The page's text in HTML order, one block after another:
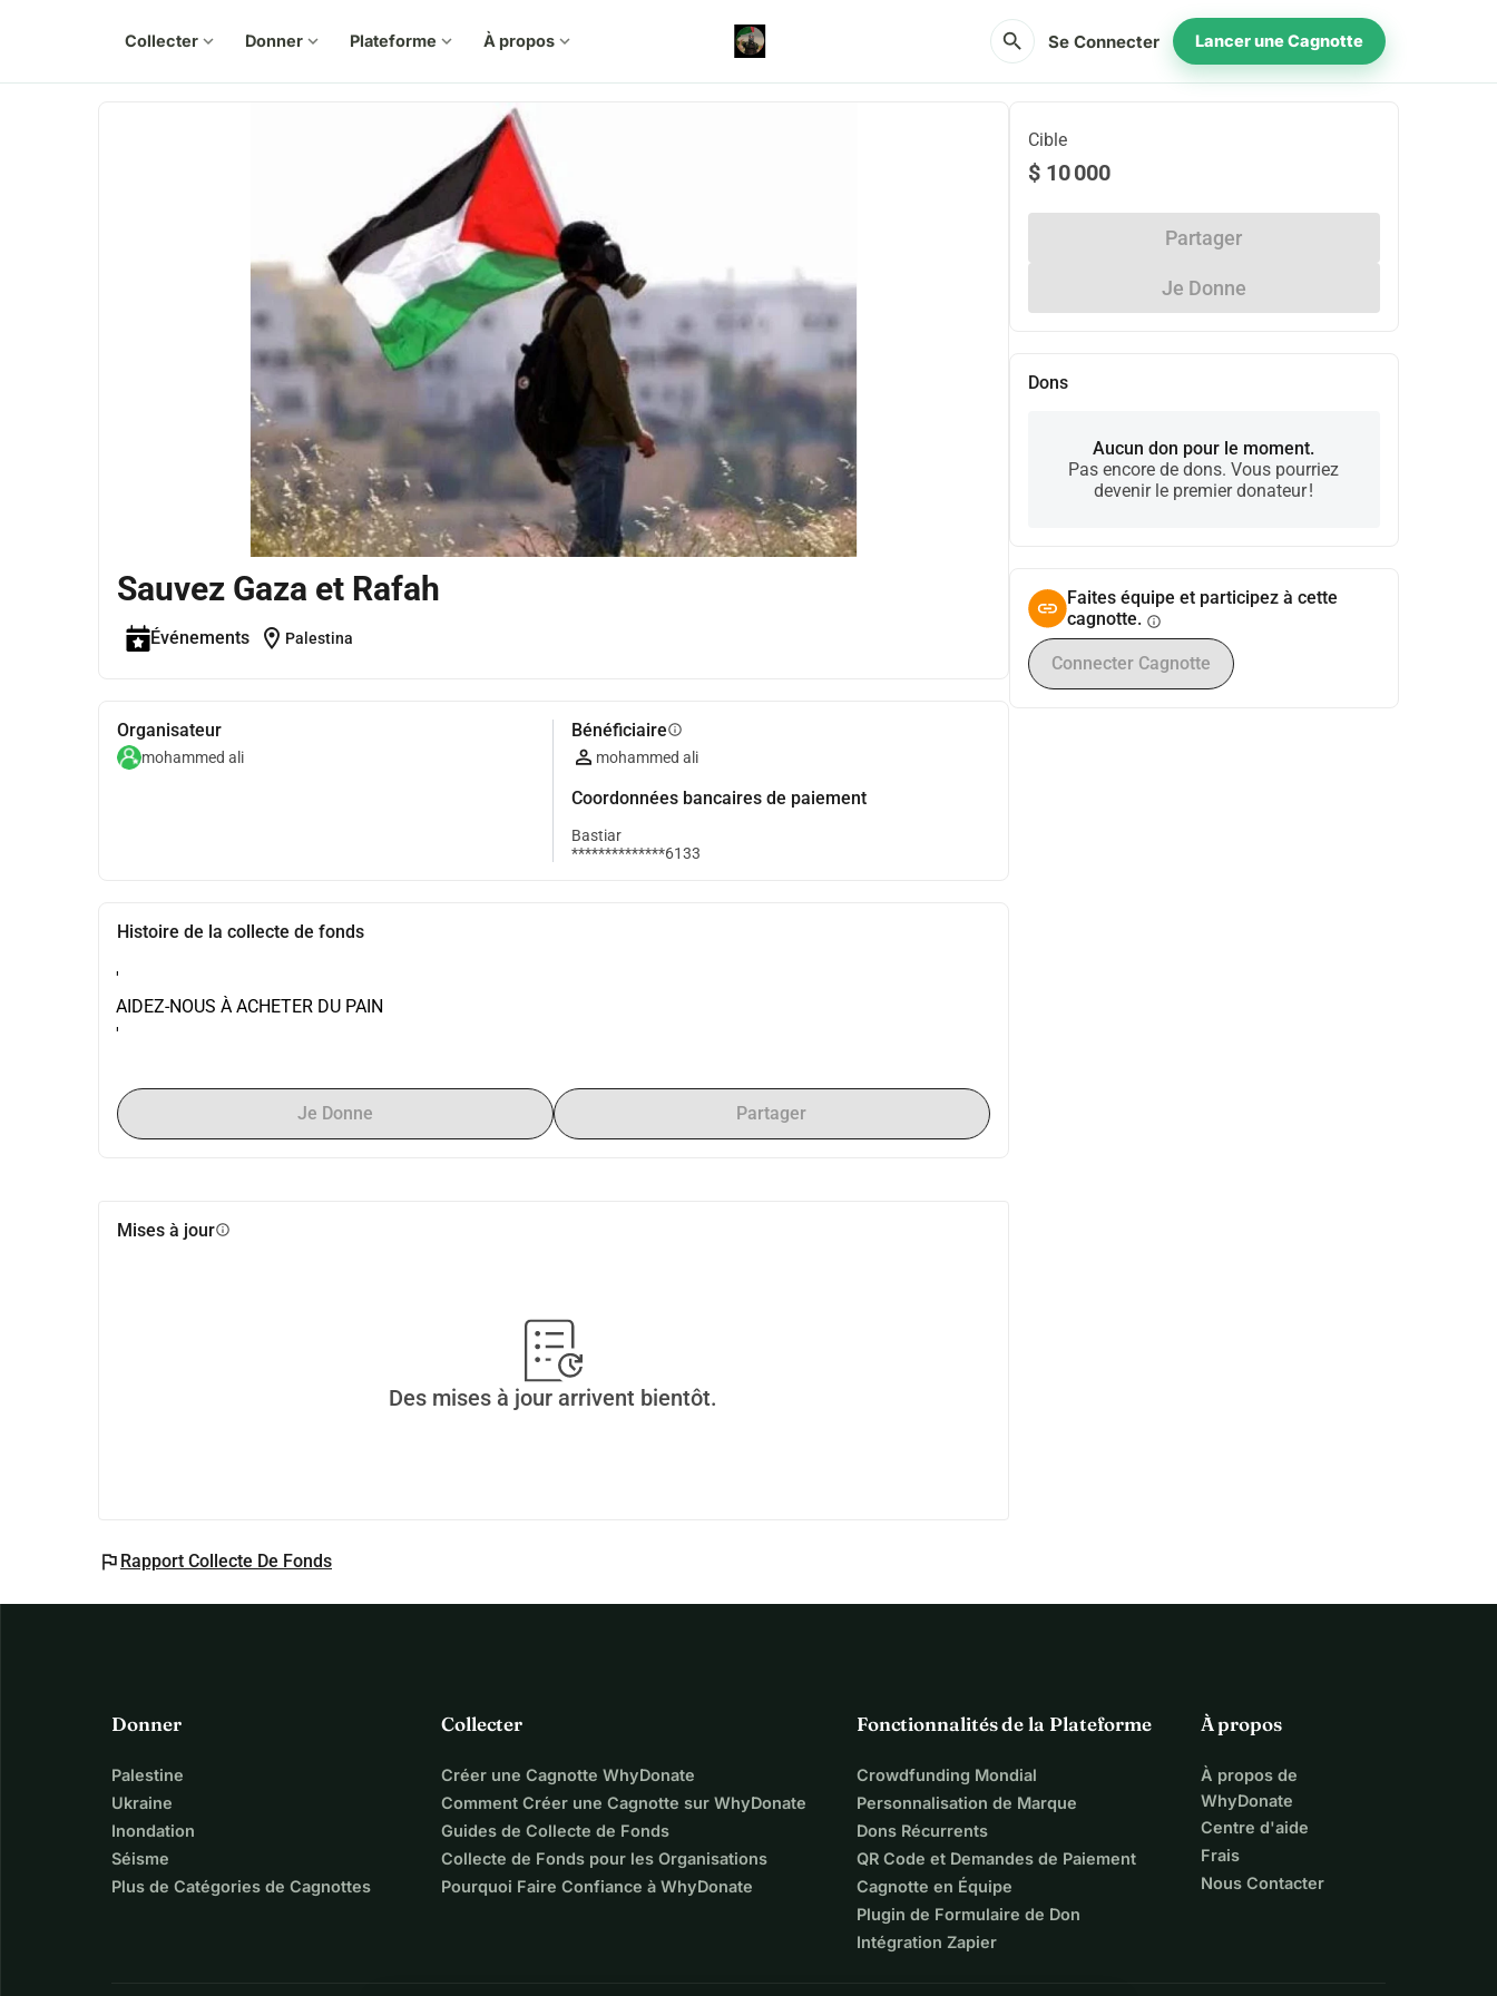
Collecter expand_more Donner expand_more Plateforme expand_more À propos expand_more search Se Connecter Lancer une Cagnotte
Sauvez Gaza et Rafah
Événements location_on Palestina
Organisateur
mohammed ali
Bénéficiaireinfo
mohammed ali
Coordonnées bancaires de paiement
Bastiar
**************6133
Histoire de la collecte de fonds
'
AIDEZ-NOUS À ACHETER DU PAIN
'
Je Donne Partager
Mises à jourinfo
Des mises à jour arrivent bientôt.
flag Rapport Collecte De Fonds
Cible
$ 10 000
Partager
Je Donne
Dons
Aucun don pour le moment.
Pas encore de dons. Vous pourriez
devenir le premier donateur !
Faites équipe et participez à cette
cagnotte. info
Connecter Cagnotte
Donner
Palestine
Ukraine
Inondation
Séisme
Plus de Catégories de Cagnottes
Collecter
Créer une Cagnotte WhyDonate
Comment Créer une Cagnotte sur WhyDonate
Guides de Collecte de Fonds
Collecte de Fonds pour les Organisations
Pourquoi Faire Confiance à WhyDonate
Fonctionnalités de la Plateforme
Crowdfunding Mondial
Personnalisation de Marque
Dons Récurrents
QR Code et Demandes de Paiement
Cagnotte en Équipe
Plugin de Formulaire de Don
Intégration Zapier
À propos
À propos de
WhyDonate
Centre d'aide
Frais
Nous Contacter